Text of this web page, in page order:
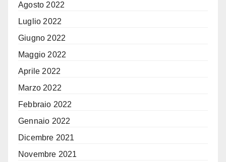
Agosto 2022
Luglio 2022
Giugno 2022
Maggio 2022
Aprile 2022
Marzo 2022
Febbraio 2022
Gennaio 2022
Dicembre 2021
Novembre 2021